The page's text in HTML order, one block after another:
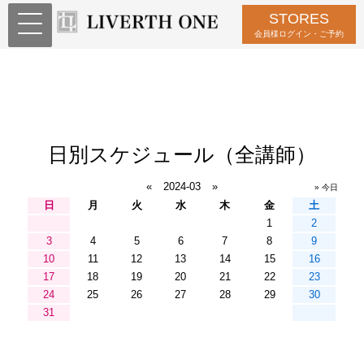
STORES
会員様ログイン・ご予約
日別スケジュール（全講師）
« 2024-03 » » 今日
日 月 火 水 木 金
土
1
2
3
4 5 6 7 8
9
10
11 12 13 14 15
16
17
18 19 20 21 22
23
24
25 26 27 28 29
30
31